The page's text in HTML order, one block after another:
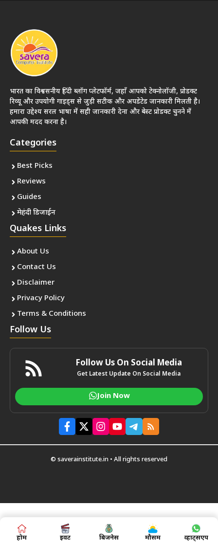
भारत का विश्वसनीय हिंदी ब्लॉग प्लेटफॉर्म, जहाँ आपको टेक्नोलॉजी, प्रोडक्ट
रिव्यू और उपयोगी गाइड्स से जुड़ी सटीक और अपडेटेड जानकारी मिलती है।
हमारा उद्देश्य सरल भाषा में सही जानकारी देना और बेस्ट प्रोडक्ट चुनने में
आपकी मदद करना है।
Categories
Best Picks
Reviews
Guides
मेहंदी डिजाईन
Quakes Links
About Us
Contact Us
Disclaimer
Privacy Policy
Terms & Conditions
Follow Us
Follow Us On Social Media
Get Latest Update On Social Media
Join Now
© saverainstitute.in • All rights reserved
होम इवेंट बिजनेस मौसम व्हाट्सएप